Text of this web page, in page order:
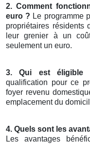
2. Comment
euro ? Le programme
propriétaires résidents
leur grenier à un
seulement un euro.
3. Qui est éligible
qualification pour ce
foyer revenu
emplacement du
4. Quels sont les
Les avantages